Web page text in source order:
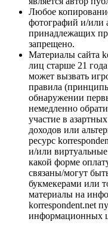
Любое
фотографий и/или
принадлежащих
запрещено.
Материалы сайта
лиц старше 21
может вызвать
правила
обнаружении
немедленно
участие в
доходов или
ресурс
и/или
какой форме
связаны/могут
букмекерами или
материалы на
korrespondent.net
информационных